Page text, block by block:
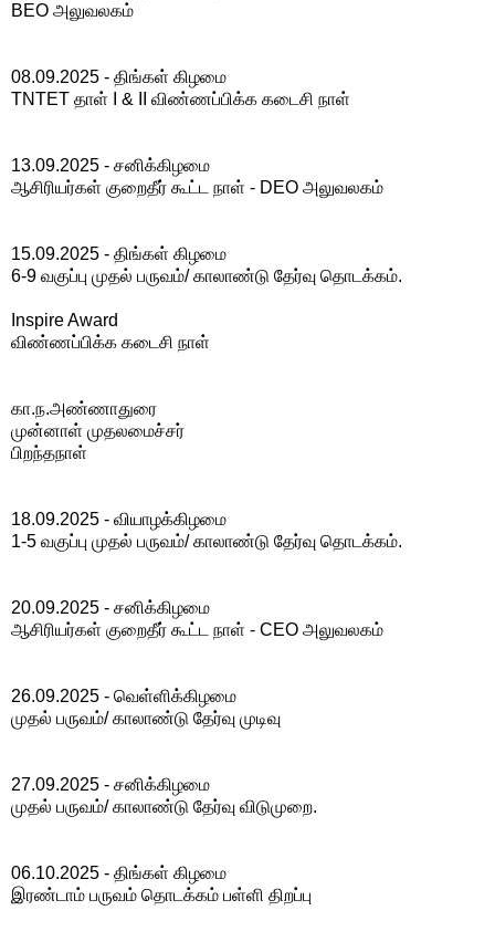
BEO அலுவலகம்
08.09.2025 - திங்கள் கிழமை
TNTET தாள் I & II விண்ணப்பிக்க கடைசி நாள்
13.09.2025 - சனிக்கிழமை
ஆசிரியர்கள் குறைதீர் கூட்ட நாள் - DEO அலுவலகம்
15.09.2025 - திங்கள் கிழமை
6-9 வகுப்பு முதல் பருவம்/ காலாண்டு தேர்வு தொடக்கம்.
Inspire Award
விண்ணப்பிக்க கடைசி நாள்
கா.ந.அண்ணாதுரை
முன்னாள் முதலமைச்சர்
பிறந்தநாள்
18.09.2025 - வியாழக்கிழமை
1-5 வகுப்பு முதல் பருவம்/ காலாண்டு தேர்வு தொடக்கம்.
20.09.2025 - சனிக்கிழமை
ஆசிரியர்கள் குறைதீர் கூட்ட நாள் - CEO அலுவலகம்
26.09.2025 - வெள்ளிக்கிழமை
முதல் பருவம்/ காலாண்டு தேர்வு முடிவு
27.09.2025 - சனிக்கிழமை
முதல் பருவம்/ காலாண்டு தேர்வு விடுமுறை.
06.10.2025 - திங்கள் கிழமை
இரண்டாம் பருவம் தொடக்கம் பள்ளி திறப்பு